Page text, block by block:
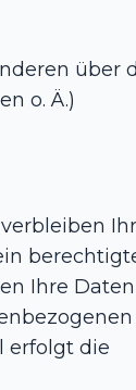
über
o. Ä.)
Ihre Daten
erfolgt die